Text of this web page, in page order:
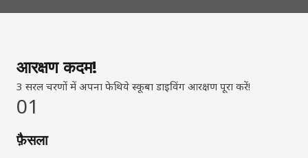
आरक्षण कदम!
3 सरल चरणों में अपना फेथिये स्कूबा डाइविंग आरक्षण पूरा करें!
01
फ़ैसला